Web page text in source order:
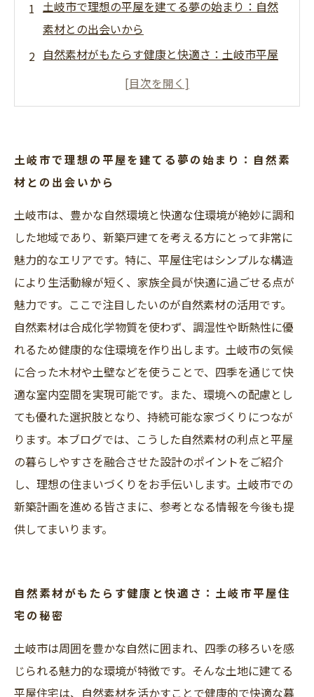
土岐市で理想の平屋を建てる夢の始まり：自然
素材との出会いから
自然素材がもたらす健康と快適さ：土岐市平屋
土岐市の気候に合った素材選びと設計の工夫と
まる新生活
平屋住宅で実現する環境に優しい暮らしとは？
土岐市の取り組み紹介
これからの新築戸建て選びに役立つ！土岐市の
自然素材平屋の魅力まとめ
土岐市で理想の平屋を建てる夢の始まり：自然素
材との出会いから
土岐市は、豊かな自然環境と快適な住環境が絶妙に調和
した地域であり、新築戸建てを考える方にとって非常に
魅力的なエリアです。特に、平屋住宅はシンプルな構造
により生活動線が短く、家族全員が快適に過ごせる点が
魅力です。ここで注目したいのが自然素材の活用です。
自然素材は合成化学物質を使わず、調湿性や断熱性に優
れるため健康的な住環境を作り出します。土岐市の気候
に合った木材や土壁などを使うことで、四季を通じて快
適な室内空間を実現可能です。また、環境への配慮とし
ても優れた選択肢となり、持続可能な家づくりにつなが
ります。本ブログでは、こうした自然素材の利点と平屋
の暮らしやすさを融合させた設計のポイントをご紹介
し、理想の住まいづくりをお手伝いします。土岐市での
新築計画を進める皆さまに、参考となる情報を今後も提
供してまいります。
自然素材がもたらす健康と快適さ：土岐市平屋住
宅の秘密
土岐市は周囲を豊かな自然に囲まれ、四季の移ろいを感
じられる魅力的な環境が特徴です。そんな土地に建てる
平屋住宅は、自然素材を活かすことで健康的で快適な暮